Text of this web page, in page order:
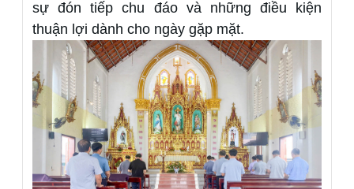
sự đón tiếp chu đáo và những điều kiện
thuận lợi dành cho ngày gặp mặt.